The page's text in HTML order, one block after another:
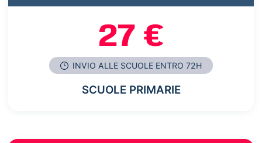
27 €
INVIO ALLE SCUOLE ENTRO 72H
SCUOLE PRIMARIE